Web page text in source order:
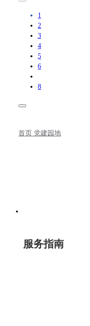
1
2
3
4
5
6
8
首页 党建园地
服务指南